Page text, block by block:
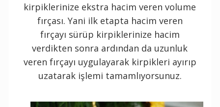
kirpiklerinize ekstra hacim veren volume
fırçası. Yani ilk etapta hacim veren
fırçayı sürüp kirpiklerinize hacim
verdikten sonra ardından da uzunluk
veren fırçayı uygulayarak kirpikleri ayırıp
uzatarak işlemi tamamlıyorsunuz.